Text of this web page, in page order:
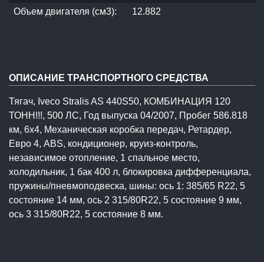
Объем двигателя (см3):
12.882
ОПИСАНИЕ ТРАНСПОРТНОГО СРЕДСТВА
Тягач, Iveco Stralis AS 440S50, КОМБИНАЦИЯ 120
ТОНН!!!, 500 ЛС, Год выпуска 04/2007, Пробег 586.818
км, 6x4, Механическая коробка передач, Ретардер,
Евро 4, ABS, кондиционер, круиз-контроль,
независимое отопление, 1 спальное место,
холодильник, 1 бак 400 л, блокировка дифференциала,
пружины/пневмоподвеска, шины: ось 1: 385/65 R22, 5
состояние 14 мм, ось 2 315/80R22, 5 состояние 9 мм,
ось 3 315/80R22, 5 состояние 8 мм.